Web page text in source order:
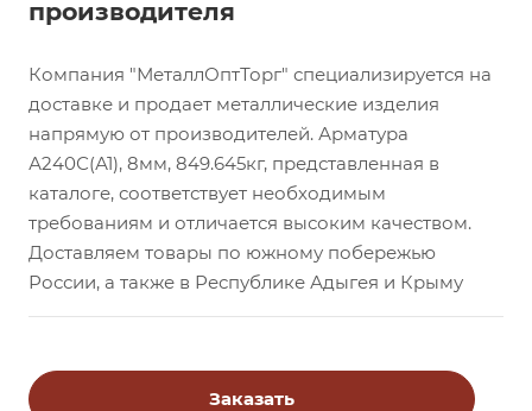
производителя
Компания "МеталлОптТорг" специализируется на
доставке и продает металлические изделия
напрямую от производителей. Арматура
А240С(А1), 8мм, 849.645кг, представленная в
каталоге, соответствует необходимым
требованиям и отличается высоким качеством.
Доставляем товары по южному побережью
России, а также в Республике Адыгея и Крыму
Заказать